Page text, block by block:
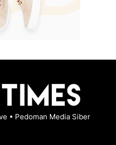
• Pedoman Media Siber